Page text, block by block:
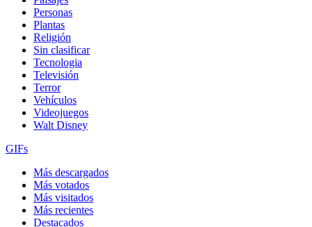
Personas
Plantas
Religión
Sin clasificar
Tecnologia
Televisión
Terror
Vehículos
Videojuegos
Walt Disney
GIFs
Más descargados
Más votados
Más visitados
Más recientes
Destacados